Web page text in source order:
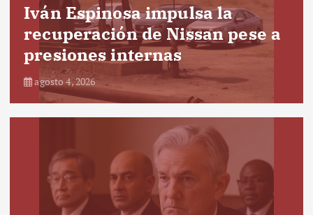
Iván Espinosa impulsa la
recuperación de Nissan pese a
presiones internas
agosto 4, 2026